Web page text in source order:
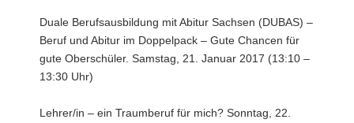
Duale Berufsausbildung mit Abitur Sachsen (DUBAS) –
Beruf und Abitur im Doppelpack – Gute Chancen für
gute Oberschüler. Samstag, 21. Januar 2017 (13:10 –
13:30 Uhr)
Lehrer/in – ein Traumberuf für mich? Sonntag, 22.